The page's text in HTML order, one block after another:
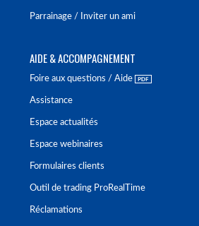
Parrainage / Inviter un ami
AIDE & ACCOMPAGNEMENT
Foire aux questions / Aide
Assistance
Espace actualités
Espace webinaires
Formulaires clients
Outil de trading ProRealTime
Réclamations